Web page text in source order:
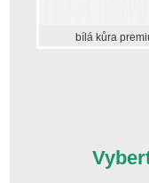
bílá kůra